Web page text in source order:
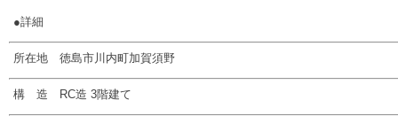
●詳細
所在地 徳島市川内町加賀須野
構 造 RC造 3階建て